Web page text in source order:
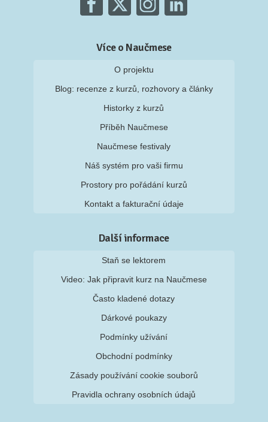
Více o Naučmese
O projektu
Blog: recenze z kurzů, rozhovory a články
Historky z kurzů
Příběh Naučmese
Naučmese festivaly
Náš systém pro vaši firmu
Prostory pro pořádání kurzů
Kontakt a fakturační údaje
Další informace
Staň se lektorem
Video: Jak připravit kurz na Naučmese
Často kladené dotazy
Dárkové poukazy
Podmínky užívání
Obchodní podmínky
Zásady používání cookie souborů
Pravidla ochrany osobních údajů